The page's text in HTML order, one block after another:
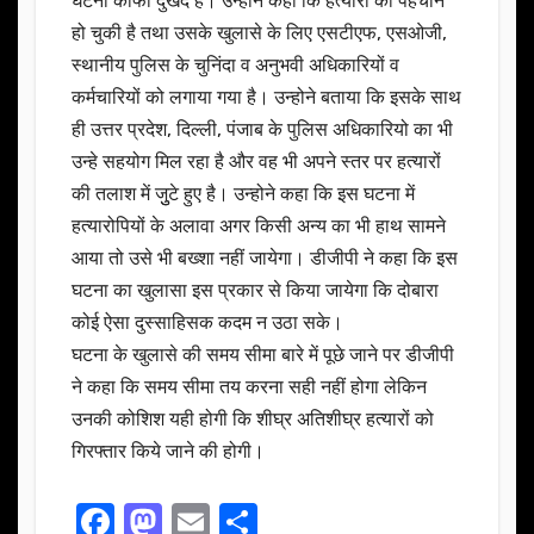
हो चुकी है तथा उसके खुलासे के लिए एसटीएफ, एसओजी,
स्थानीय पुलिस के चुनिंदा व अनुभवी अधिकारियों व
कर्मचारियों को लगाया गया है। उन्होने बताया कि इसके साथ
ही उत्तर प्रदेश, दिल्ली, पंजाब के पुलिस अधिकारियो का भी
उन्हे सहयोग मिल रहा है और वह भी अपने स्तर पर हत्यारों
की तलाश में जुुटे हुए है। उन्होने कहा कि इस घटना में
हत्यारोपियों के अलावा अगर किसी अन्य का भी हाथ सामने
आया तो उसे भी बख्शा नहीं जायेगा। डीजीपी ने कहा कि इस
घटना का खुलासा इस प्रकार से किया जायेगा कि दोबारा
कोई ऐसा दुस्साहिसक कदम न उठा सके।
घटना के खुलासे की समय सीमा बारे में पूछे जाने पर डीजीपी
ने कहा कि समय सीमा तय करना सही नहीं होगा लेकिन
उनकी कोशिश यही होगी कि शीघ्र अतिशीघ्र हत्यारों को
गिरफ्तार किये जाने की होगी।
F M E